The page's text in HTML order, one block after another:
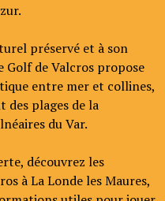
préservé et à son
de Valcros propose
entre mer et collines,
des plages de la
du Var.
découvrez les
à La Londe les Maures,